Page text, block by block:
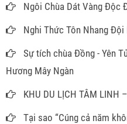
Ngôi Chùa Dát Vàng Độc
Nghi Thức Tôn Nhang
Sự tích chùa Đồng - Yên
Hương Mây Ngàn
KHU DU LỊCH TÂM LINH
Tại sao “Cúng cả năm